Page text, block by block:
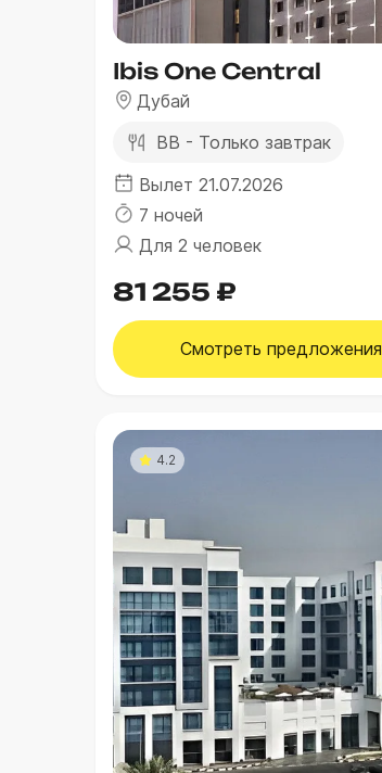
Ibis One Central
Дубай
BB - Только завтрак
Вылет 21.07.2026
7 ночей
Для 2 человек
81 255 ₽
Смотреть предложения
4.2